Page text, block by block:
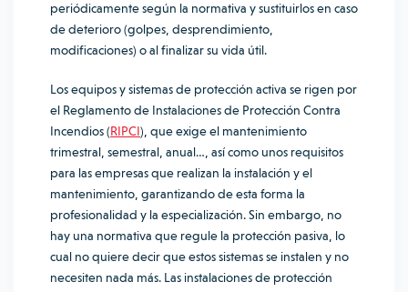
periódicamente según la normativa y sustituirlos en caso
de deterioro (golpes, desprendimiento,
modificaciones) o al finalizar su vida útil.
Los equipos y sistemas de protección activa se rigen por
el Reglamento de Instalaciones de Protección Contra
Incendios (RIPCI), que exige el mantenimiento
trimestral, semestral, anual…, así como unos requisitos
para las empresas que realizan la instalación y el
mantenimiento, garantizando de esta forma la
profesionalidad y la especialización. Sin embargo, no
hay una normativa que regule la protección pasiva, lo
cual no quiere decir que estos sistemas se instalen y no
necesiten nada más. Las instalaciones de protección